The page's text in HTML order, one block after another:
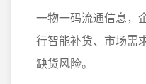
一物一码流通信息，
行智能补货、市场需
缺货风险。